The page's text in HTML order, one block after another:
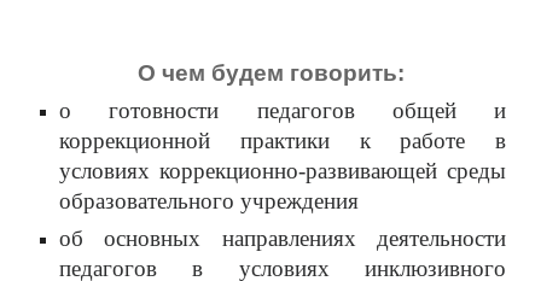
О чем будем говорить:
о готовности педагогов общей и
коррекционной практики к работе в
условиях коррекционно-развивающей среды
образовательного учреждения
об основных направлениях деятельности
педагогов в условиях инклюзивного